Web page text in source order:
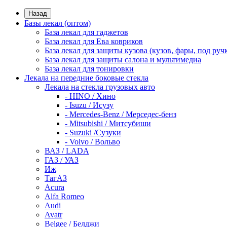
Назад
Базы лекал (оптом)
База лекал для гаджетов
База лекал для Ева ковриков
База лекал для защиты кузова (кузов, фары, под
База лекал для защиты салона и мультимедиа
База лекал для тонировки
Лекала на передние боковые стекла
Лекала на стекла грузовых авто
- HINO / Хино
- Isuzu / Исузу
- Mercedes-Benz / Мерседес-бенз
- Mitsubishi / Митсубиши
- Suzuki /Сузуки
- Volvo / Вольво
ВАЗ / LADA
ГАЗ / УАЗ
Иж
ТагАЗ
Acura
Alfa Romeo
Audi
Avatr
Belgee / Белджи